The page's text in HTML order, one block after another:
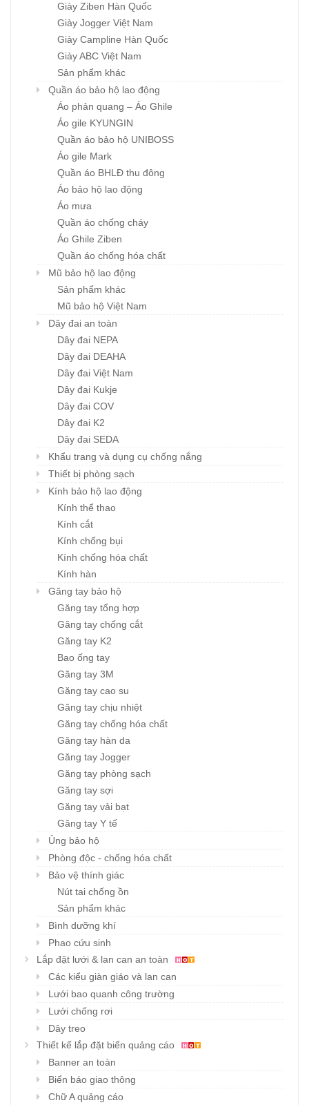
Giày Ziben Hàn Quốc
Giày Jogger Việt Nam
Giày Campline Hàn Quốc
Giày ABC Việt Nam
Sản phẩm khác
Quần áo bảo hộ lao động
Áo phản quang – Áo Ghile
Áo gile KYUNGIN
Quần áo bảo hộ UNIBOSS
Áo gile Mark
Quần áo BHLĐ thu đông
Áo bảo hộ lao động
Áo mưa
Quần áo chống cháy
Áo Ghile Ziben
Quần áo chống hóa chất
Mũ bảo hộ lao động
Sản phẩm khác
Mũ bảo hộ Việt Nam
Dây đai an toàn
Dây đai NEPA
Dây đai DEAHA
Dây đai Việt Nam
Dây đai Kukje
Dây đai COV
Dây đai K2
Dây đai SEDA
Khẩu trang và dụng cụ chống nắng
Thiết bị phòng sạch
Kính bảo hộ lao động
Kính thể thao
Kính cắt
Kính chống bụi
Kính chống hóa chất
Kính hàn
Găng tay bảo hộ
Găng tay tổng hợp
Găng tay chống cắt
Găng tay K2
Bao ống tay
Găng tay 3M
Găng tay cao su
Găng tay chịu nhiệt
Găng tay chống hóa chất
Găng tay hàn da
Găng tay Jogger
Găng tay phòng sạch
Găng tay sợi
Găng tay vải bạt
Găng tay Y tế
Ủng bảo hộ
Phòng độc - chống hóa chất
Bảo vệ thính giác
Nút tai chống ồn
Sản phẩm khác
Bình dưỡng khí
Phao cứu sinh
Lắp đặt lưới & lan can an toàn
Các kiểu giàn giáo và lan can
Lưới bao quanh công trường
Lưới chống rơi
Dây treo
Thiết kế lắp đặt biển quảng cáo
Banner an toàn
Biển báo giao thông
Chữ A quảng cáo